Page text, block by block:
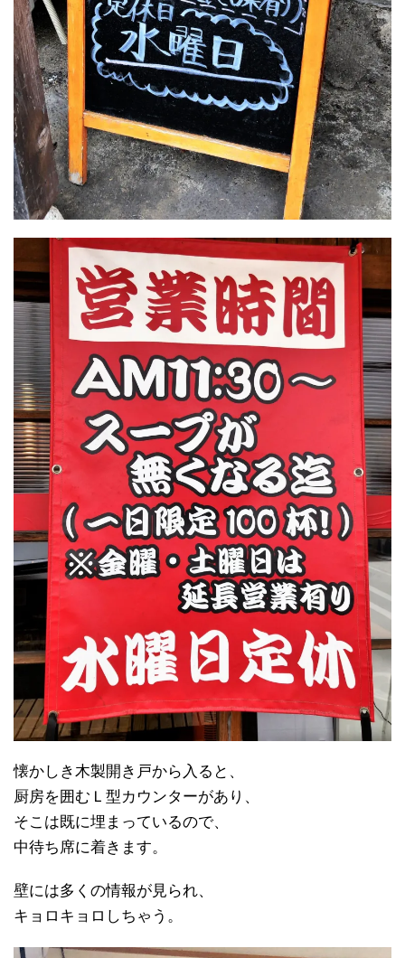
懐かしき木製開き戸から入ると、
厨房を囲むＬ型カウンターがあり、
そこは既に埋まっているので、
中待ち席に着きます。
壁には多くの情報が見られ、
キョロキョロしちゃう。